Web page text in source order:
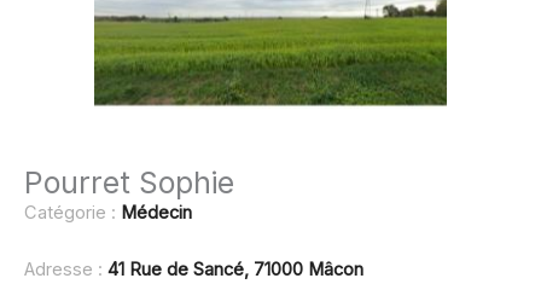
Pourret Sophie
Catégorie : Médecin
Adresse : 41 Rue de Sancé, 71000 Mâcon